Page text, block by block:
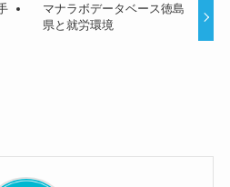
マナラボデータベース徳島
県と就労環境